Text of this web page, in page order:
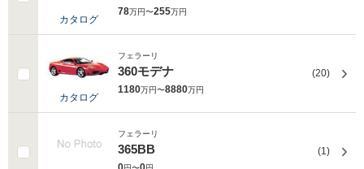
カタログ
78万円〜255万円
カタログ
フェラーリ
360モデナ
1180万円〜8880万円
(20)
フェラーリ
365BB (1)